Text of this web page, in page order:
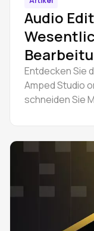
Audio
Amped
Entdecken Sie
Amped Studio
schneiden Sie